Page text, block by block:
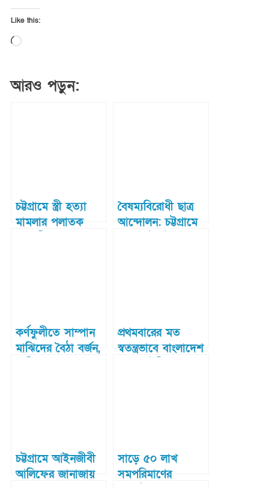
Like this:
Loading…
আরও পড়ুন:
চট্টগ্রামে স্ত্রী হত্যা
মামলার পলাতক
বৈষম্যবিরোধী ছাত্র
আন্দোলন: চট্টগ্রামে
কর্ণফুলীতে সাম্পান
মাঝিদের বৈঠা বর্জন,
প্রথমবারের মত
স্বতন্ত্রভাবে বাংলাদেশ
চট্টগ্রামে আইনজীবী
আলিফের জানাজায়
সাড়ে ৫০ লাখ
সমপরিমাণের